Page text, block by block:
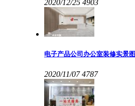
2020/12/25 4903
电子产品公司办公室装修实景图
2020/11/07 4787